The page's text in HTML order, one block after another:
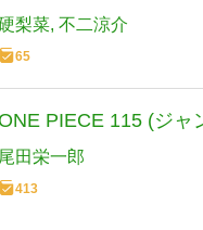
(KCデラックス)
梨菜 不二涼介
65
PIECE 115 (ジャ
尾田栄一郎
413